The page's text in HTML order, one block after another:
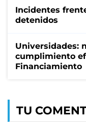
Incidentes
detenidos
Universidades:
cumplimiento
Financiamiento
TU